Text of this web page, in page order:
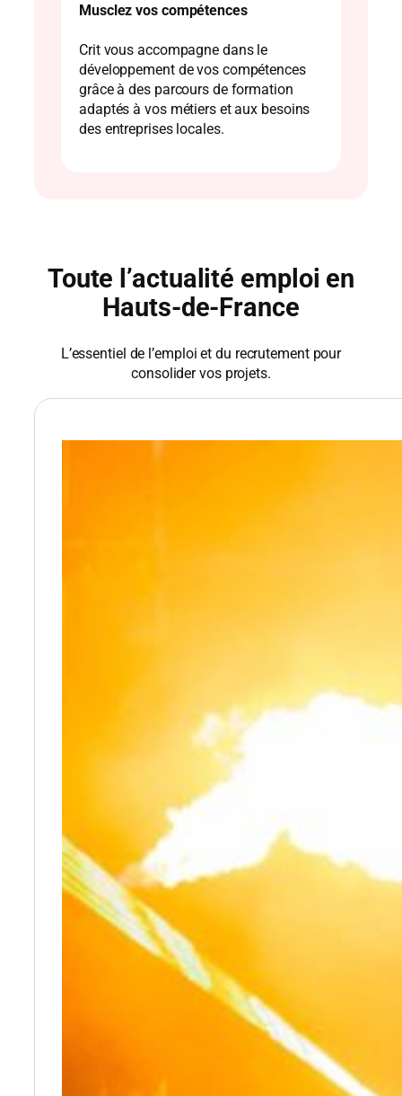
Musclez vos compétences
Crit vous accompagne dans le
développement de vos compétences
grâce à des parcours de formation
adaptés à vos métiers et aux besoins
des entreprises locales.
Toute l’actualité emploi en
Hauts-de-France
L’essentiel de l’emploi et du recrutement pour
consolider vos projets.